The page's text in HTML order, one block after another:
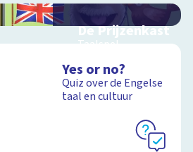
De Prijzenkast
Taalspel
Schoolplaat
Yes or no?
Quiz over de Engelse
taal en cultuur